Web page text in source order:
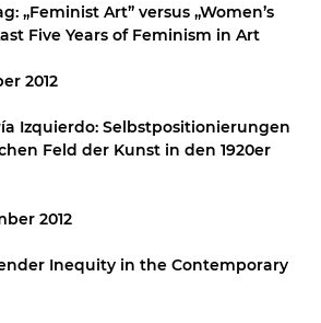
„Feminist Art” versus „Women’s
Five Years of Feminism in Art
2012
Izquierdo: Selbstpositionierungen
Feld der Kunst in den 1920er
2012
Inequity in the Contemporary